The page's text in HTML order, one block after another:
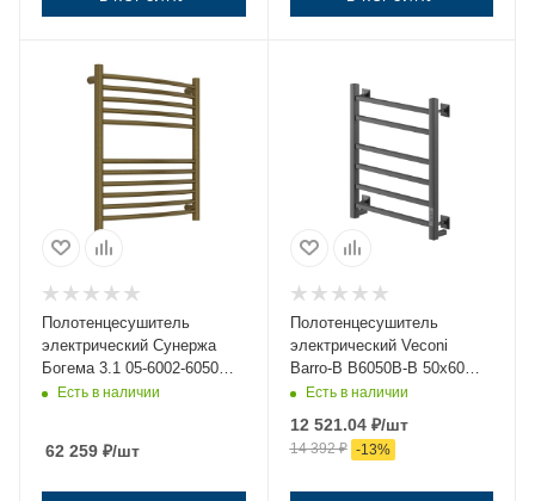
Полотенцесушитель
электрический Сунержа
Богема 3.1 05-6002-6050
50х60 бронза
Есть в наличии
62 259 ₽/шт
Полотенцесушитель
электрический Veconi
Barro-B B6050B-B 50х60
черный
Есть в наличии
12 521.04₽/шт
14 392₽ -13%